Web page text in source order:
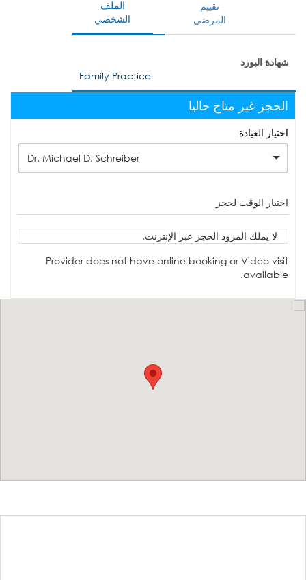
الملف
الشخصي
تقييم
المرضى
شهادة البورد
Family Practice
الحجز غير متاح حاليا
اختيار العيادة
Dr. Michael D. Schreiber
اختيار الوقت لحجز
لا يملك المزود الحجز عبر الإنترنت.
Provider does not have online booking or Video visit
available.